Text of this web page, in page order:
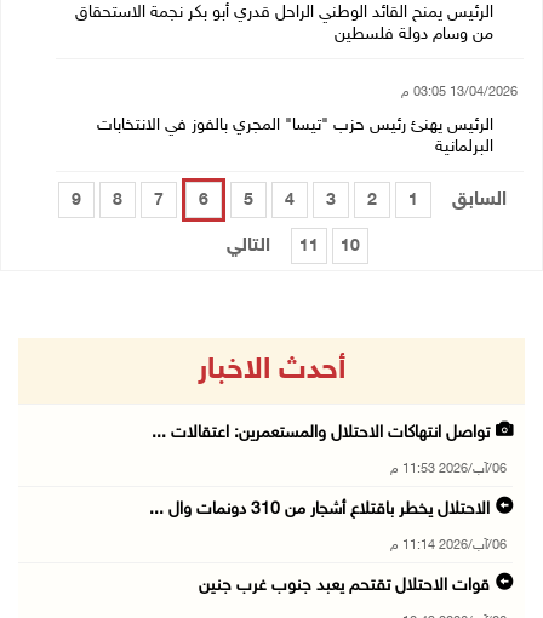
الرئيس يمنح القائد الوطني الراحل قدري أبو بكر نجمة الاستحقاق
من وسام دولة فلسطين
13/04/2026 03:05 م
الرئيس يهنئ رئيس حزب "تيسا" المجري بالفوز في الانتخابات
البرلمانية
السابق 1
2
3
4
5
6
7
8
9
10
11 التالي
أحدث الاخبار
تواصل انتهاكات الاحتلال والمستعمرين: اعتقالات ...
06/آب/2026 11:53 م
الاحتلال يخطر باقتلاع أشجار من 310 دونمات وال ...
06/آب/2026 11:14 م
قوات الاحتلال تقتحم يعبد جنوب غرب جنين